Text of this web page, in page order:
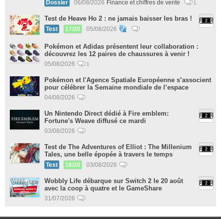
Dossier 06/08/2026 Finance et chiffres de vente 1
Test de Heave Ho 2 : ne jamais baisser les bras !
Test 17/20 05/08/2026
Pokémon et Adidas présentent leur collaboration :
découvrez les 12 paires de chaussures à venir !
05/08/2026 1
Pokémon et l'Agence Spatiale Européenne s’associent
pour célébrer la Semaine mondiale de l’espace
04/08/2026
Un Nintendo Direct dédié à Fire emblem:
Fortune's Weave diffusé ce mardi
03/08/2026
Test de The Adventures of Elliot : The Millenium
Tales, une belle épopée à travers le temps
Test 16/20 03/08/2026
Wobbly Life débarque sur Switch 2 le 20 août
avec la coop à quatre et le GameShare
31/07/2026